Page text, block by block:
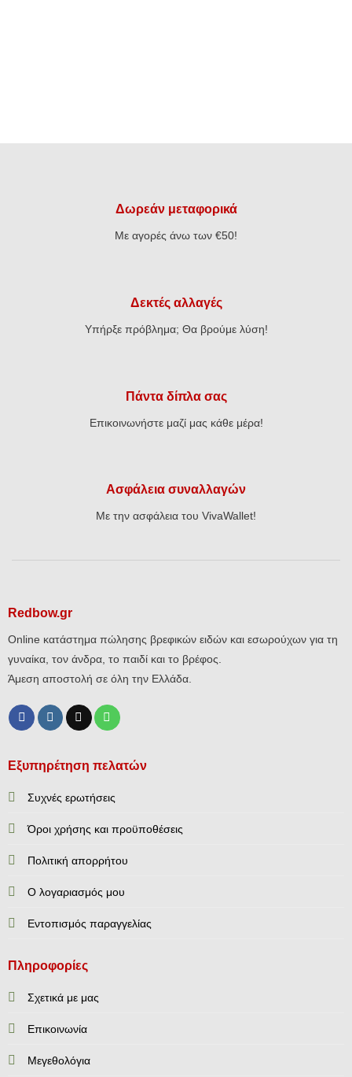
Δωρεάν μεταφορικά
Με αγορές άνω των €50!
Δεκτές αλλαγές
Υπήρξε πρόβλημα; Θα βρούμε λύση!
Πάντα δίπλα σας
Επικοινωνήστε μαζί μας κάθε μέρα!
Ασφάλεια συναλλαγών
Με την ασφάλεια του VivaWallet!
Redbow.gr
Online κατάστημα πώλησης βρεφικών ειδών και εσωρούχων για τη
γυναίκα, τον άνδρα, το παιδί και το βρέφος.
Άμεση αποστολή σε όλη την Ελλάδα.
Εξυπηρέτηση πελατών
Συχνές ερωτήσεις
Όροι χρήσης και προϋποθέσεις
Πολιτική απορρήτου
Ο λογαριασμός μου
Εντοπισμός παραγγελίας
Πληροφορίες
Σχετικά με μας
Επικοινωνία
Mεγεθολόγια